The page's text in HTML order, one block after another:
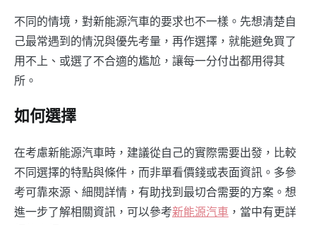
不同的情境，對新能源汽車的要求也不一樣。先想清楚自
己最常遇到的情況與優先考量，再作選擇，就能避免買了
用不上、或選了不合適的尷尬，讓每一分付出都用得其
所。
如何選擇
在考慮新能源汽車時，建議從自己的實際需要出發，比較
不同選擇的特點與條件，而非單看價錢或表面資訊。多參
考可靠來源、細閱詳情，有助找到最切合需要的方案。想
進一步了解相關資訊，可以參考新能源汽車 ，當中有更詳